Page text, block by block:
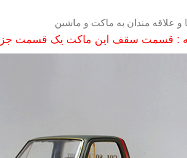
و علاقه مندان به ماکت و ماشین
: قسمت سقف این ماکت یک قسمت